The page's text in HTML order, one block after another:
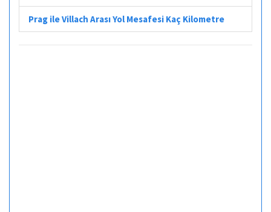
Prag ile Villach Arası Yol Mesafesi Kaç Kilometre